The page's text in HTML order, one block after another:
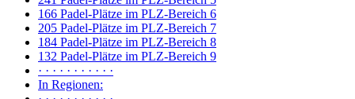
166 Padel-Plätze im PLZ-Bereich 6
205 Padel-Plätze im PLZ-Bereich 7
184 Padel-Plätze im PLZ-Bereich 8
132 Padel-Plätze im PLZ-Bereich 9
· · · · · · · · · · ·
In Regionen: